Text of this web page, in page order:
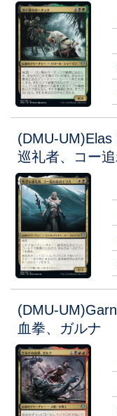
(DMU-UM)Elas
巡礼者、コー
(DMU-
血拳、ガルナ